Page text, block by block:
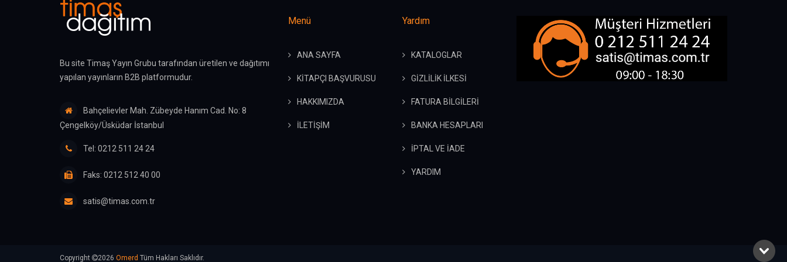
Bu site Timaş Yayın Grubu tarafından üretilen ve dağıtımı
yapılan yayınların B2B platformudur.
Bahçelievler Mah. Zübeyde Hanım Cad. No: 8
Çengelköy/Üsküdar İstanbul
Tel: 0212 511 24 24
Faks: 0212 512 40 00
satis@timas.com.tr
Menü
ANA SAYFA
KİTAPÇI BAŞVURUSU
HAKKIMIZDA
İLETİŞİM
Yardım
KATALOGLAR
GİZLİLİK İLKESİ
FATURA BİLGİLERİ
BANKA HESAPLARI
İPTAL VE İADE
YARDIM
Copyright 2026 Omerd Tüm Hakları Saklıdır.